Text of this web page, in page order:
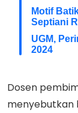
Motif
Septiani
UGM,
2024
Dosen
menyebutkan